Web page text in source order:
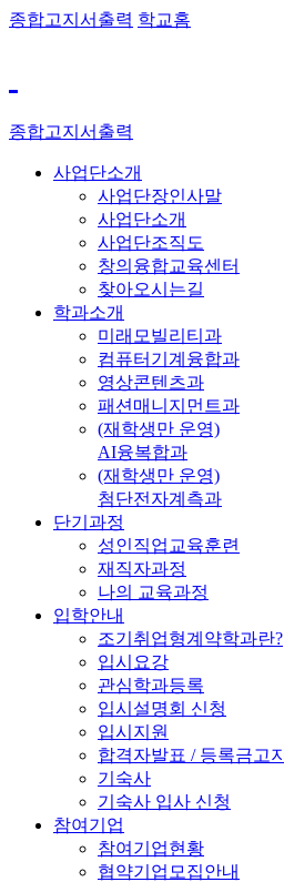
종합고지서출력 학교홈
종합고지서출력
사업단소개
사업단장인사말
사업단소개
사업단조직도
창의융합교육센터
찾아오시는길
학과소개
미래모빌리티과
컴퓨터기계융합과
영상콘텐츠과
패션매니지먼트과
(재학생만 운영)
AI융복합과
(재학생만 운영)
첨단전자계측과
단기과정
성인직업교육훈련
재직자과정
나의 교육과정
입학안내
조기취업형계약학과란?
입시요강
관심학과등록
입시설명회 신청
입시지원
합격자발표 / 등록금고지
기숙사
기숙사 입사 신청
참여기업
참여기업현황
협약기업모집안내